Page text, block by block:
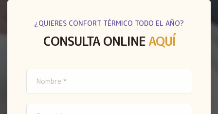
¿QUIERES CONFORT TÉRMICO TODO EL AÑO?
CONSULTA ONLINEAQUÍ